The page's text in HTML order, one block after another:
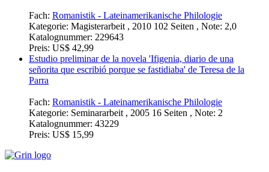
Fach: Romanistik - Lateinamerikanische Philologie
Kategorie: Magisterarbeit , 2010 102 Seiten , Note: 2,0
Katalognummer: 229643
Preis: US$ 42,99
Estudio preliminar de la novela 'Ifigenia, diario de una
señorita que escribió porque se fastidiaba' de Teresa de la
Parra
Fach:Romanistik - Lateinamerikanische Philologie
Kategorie: Seminararbeit , 2005 16 Seiten , Note: 2
Preis: